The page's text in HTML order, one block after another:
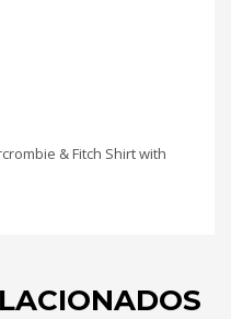
& Fitch Shirt with